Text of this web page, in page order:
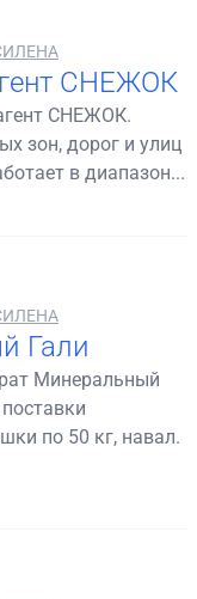
СНЕЖОК
СНЕЖОК.
зон, дорог и улиц
в диапазон...
Гали
Минеральный
по 50 кг, навал.